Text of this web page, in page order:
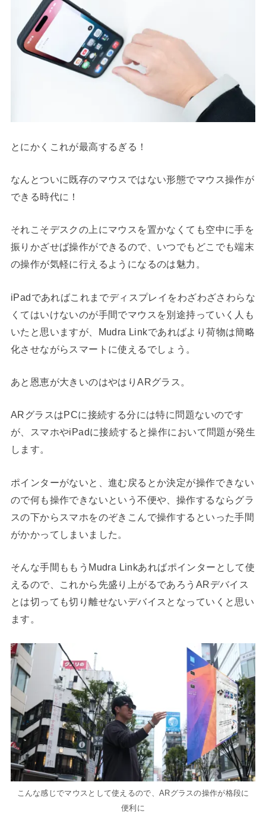
とにかくこれが最高するぎる！
なんとついに既存のマウスではない形態でマウス操作が
できる時代に！
それこそデスクの上にマウスを置かなくても空中に手を
振りかざせば操作ができるので、いつでもどこでも端末
の操作が気軽に行えるようになるのは魅力。
iPadであればこれまでディスプレイをわざわざさわらな
くてはいけないのが手間でマウスを別途持っていく人も
いたと思いますが、Mudra Linkであればより荷物は簡略
化させながらスマートに使えるでしょう。
あと恩恵が大きいのはやはりARグラス。
ARグラスはPCに接続する分には特に問題ないのです
が、スマホやiPadに接続すると操作において問題が発生
します。
ポインターがないと、進む戻るとか決定が操作できない
ので何も操作できないという不便や、操作するならグラ
スの下からスマホをのぞきこんで操作するといった手間
がかかってしまいました。
そんな手間ももうMudra Linkあればポインターとして使
えるので、これから先盛り上がるであろうARデバイス
とは切っても切り離せないデバイスとなっていくと思い
ます。
こんな感じでマウスとして使えるので、ARグラスの操作が格段に
便利に